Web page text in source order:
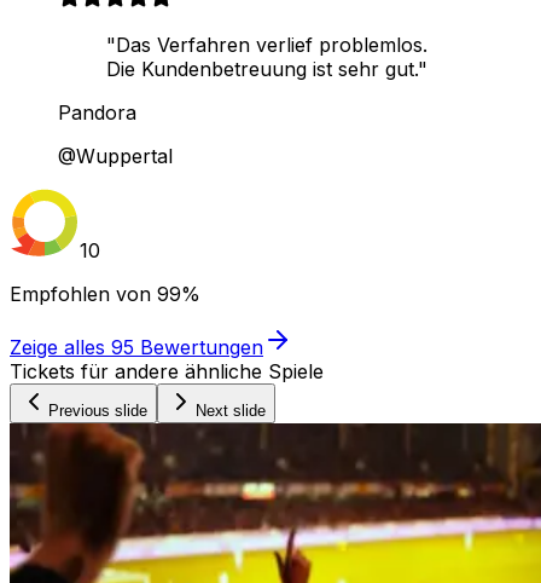
"Das Verfahren verlief problemlos.
Die Kundenbetreuung ist sehr gut."
Pandora
@Wuppertal
10
Empfohlen von 99%
Zeige alles 95 Bewertungen
Tickets für andere ähnliche Spiele
Previous slide Next slide